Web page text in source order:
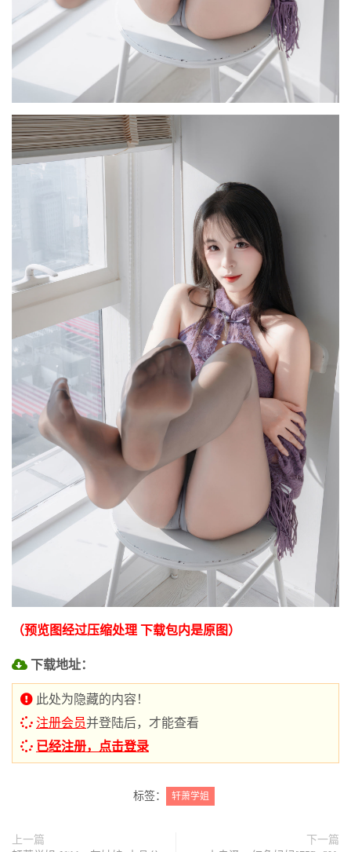
（预览图经过压缩处理 下载包内是原图）
下载地址：
此处为隐藏的内容！
注册会员并登陆后，才能查看
已经注册，点击登录
标签： 轩萧学姐
上一篇
下一篇